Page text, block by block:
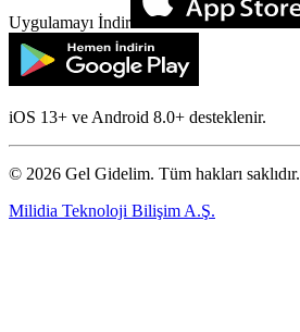
Uygulamayı İndir
iOS 13+ ve Android 8.0+ desteklenir.
© 2026 Gel Gidelim. Tüm hakları saklıdır.
Milidia Teknoloji Bilişim A.Ş.